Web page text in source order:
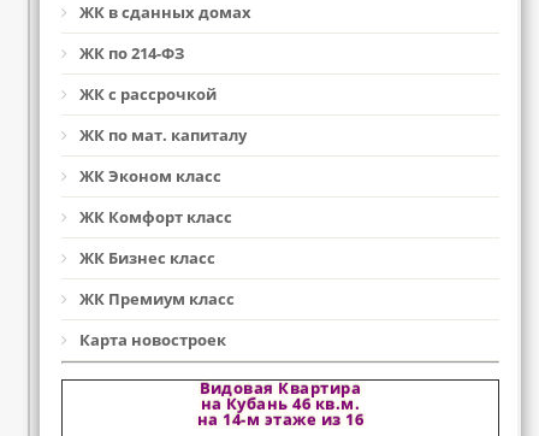
ЖК в сданных домах
ЖК по 214-ФЗ
ЖК с рассрочкой
ЖК по мат. капиталу
ЖК Эконом класс
ЖК Комфорт класс
ЖК Бизнес класс
ЖК Премиум класс
Карта новостроек
Видовая Квартира
на Кубань 46 кв.м.
на 14-м этаже из 16